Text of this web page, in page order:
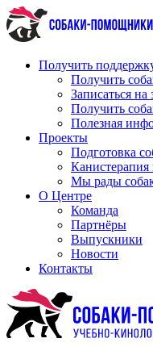
Перейти
к
содержимому
Получить
Получить
Записаться на
Получить
Полезная
Проекты
Подготовка
Канистерапия
Мы рады
О Центре
Команда
Партнёры
Выпускники
Новости
Контакты